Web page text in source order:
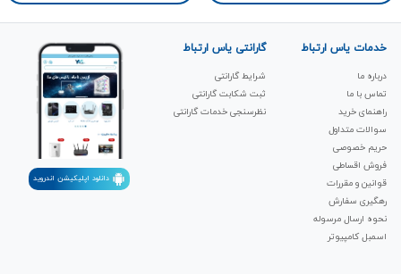
خدمات یاس ارتباط
درباره ما
تماس با ما
راهنمای خرید
سوالات متداول
حریم خصوصی
فروش اقساطی
قوانین و مقررات
رهگیری سفارش
نحوه ارسال مرسوله
اسمبل کامپیوتر
گارانتی یاس ارتباط
شرایط گارانتی
ثبت شکابت‌ گارانتی
نظرسنجی خدمات گارانتی
دانلود اپلیکیشن اندروید